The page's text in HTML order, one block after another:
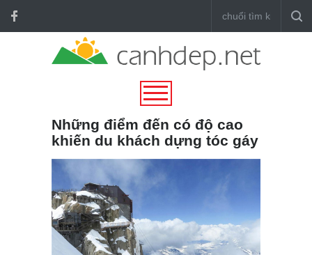
Những điểm đến có độ cao
khiến du khách dựng tóc gáy